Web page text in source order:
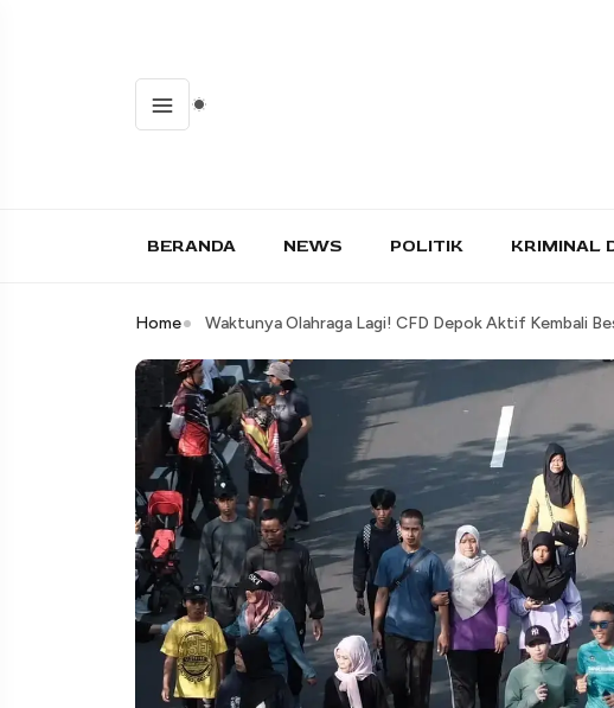
BERANDA NEWS POLITIK KRIMINAL
Home Waktunya Olahraga Lagi! CFD Depok Aktif Kembali